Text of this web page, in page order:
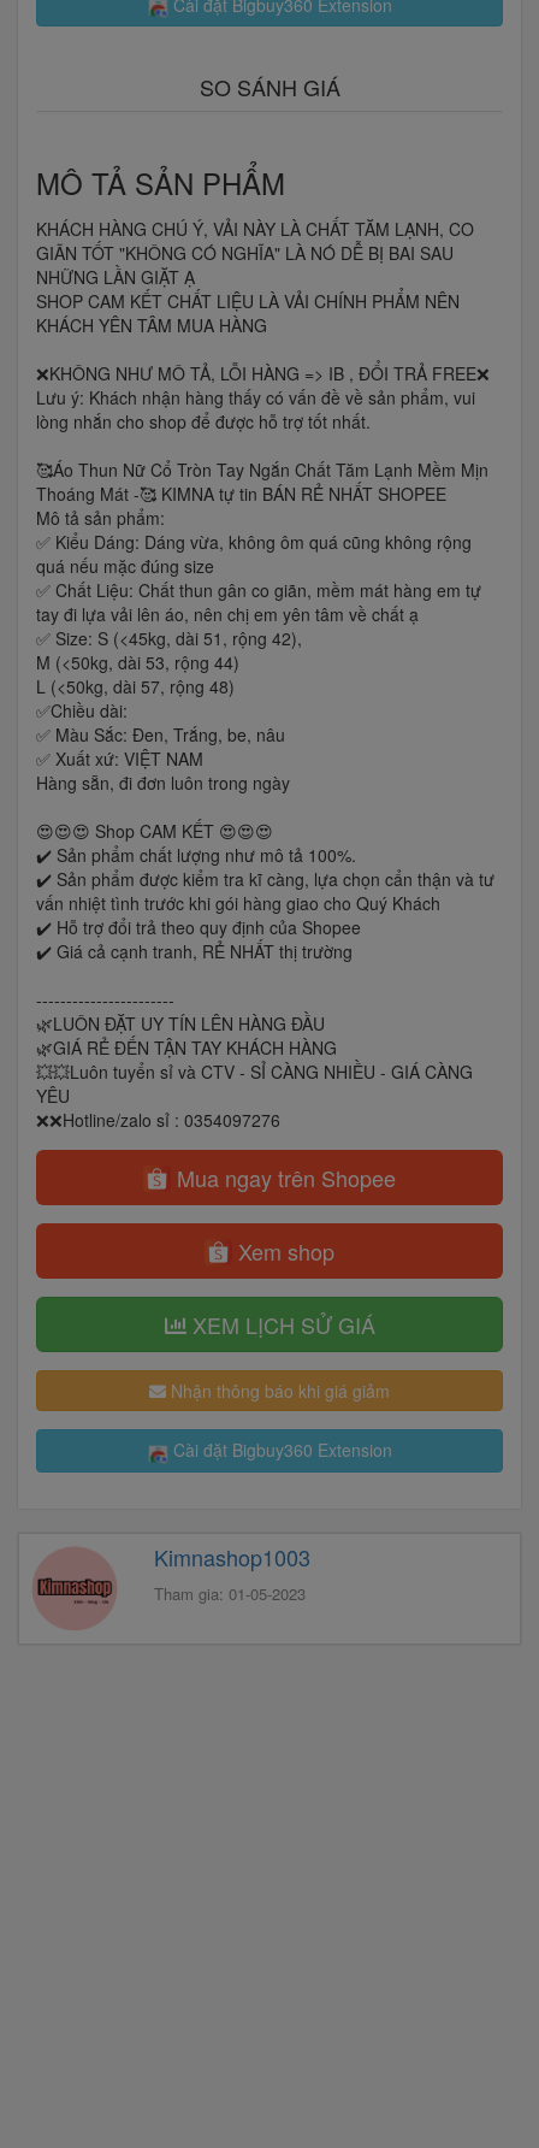
SO SÁNH GIÁ
MÔ TẢ SẢN PHẨM
KHÁCH HÀNG CHÚ Ý, VẢI NÀY LÀ CHẤT TĂM LẠNH, CO
GIÃN TỐT "KHÔNG CÓ NGHĨA" LÀ NÓ DỄ BỊ BAI SAU
NHỮNG LẦN GIẶT Ạ
SHOP CAM KẾT CHẤT LIỆU LÀ VẢI CHÍNH PHẨM NÊN
KHÁCH YÊN TÂM MUA HÀNG
❌KHÔNG NHƯ MÔ TẢ, LỖI HÀNG => IB , ĐỔI TRẢ FREE❌
Lưu ý: Khách nhận hàng thấy có vấn đề về sản phẩm, vui
lòng nhắn cho shop để được hỗ trợ tốt nhất.
🥰Áo Thun Nữ Cổ Tròn Tay Ngắn Chất Tăm Lạnh Mềm Mịn
Thoáng Mát -🥰 KIMNA tự tin BÁN RẺ NHẤT SHOPEE
Mô tả sản phẩm:
✅ Kiểu Dáng: Dáng vừa, không ôm quá cũng không rộng
quá nếu mặc đúng size
✅ Chất Liệu: Chất thun gân co giãn, mềm mát hàng em tự
tay đi lựa vải lên áo, nên chị em yên tâm về chất ạ
✅ Size: S (<45kg, dài 51, rộng 42),
M (<50kg, dài 53, rộng 44)
L (<50kg, dài 57, rộng 48)
✅Chiều dài:
✅ Màu Sắc: Đen, Trắng, be, nâu
✅ Xuất xứ: VIỆT NAM
Hàng sẵn, đi đơn luôn trong ngày
😍😍😍 Shop CAM KẾT 😍😍😍
✔️ Sản phẩm chất lượng như mô tả 100%.
✔️ Sản phẩm được kiểm tra kĩ càng, lựa chọn cẩn thận và tư
vấn nhiệt tình trước khi gói hàng giao cho Quý Khách
✔️ Hỗ trợ đổi trả theo quy định của Shopee
✔️ Giá cả cạnh tranh, RẺ NHẤT thị trường
-----------------------
🌿LUÔN ĐẶT UY TÍN LÊN HÀNG ĐẦU
🌿GIÁ RẺ ĐẾN TẬN TAY KHÁCH HÀNG
💥💥Luôn tuyển sỉ và CTV - SỈ CÀNG NHIỀU - GIÁ CÀNG
YÊU
❌❌Hotline/zalo sỉ : 0354097276
Mua ngay trên Shopee
Xem shop
XEM LỊCH SỬ GIÁ
Nhận thông báo khi giá giảm
Cài đặt Bigbuy360 Extension
Kimnashop1003
Tham gia: 01-05-2023